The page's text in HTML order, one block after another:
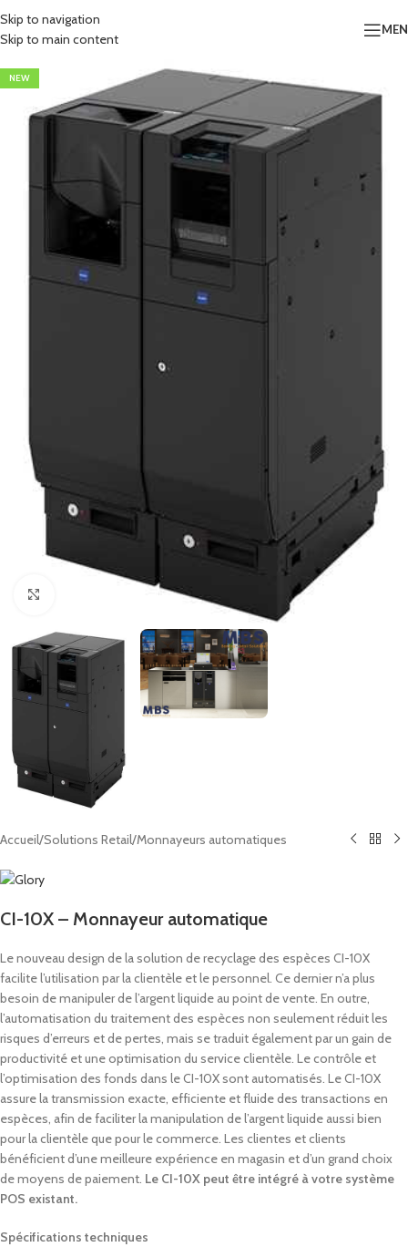
Skip to navigation
Skip to main content
NEW
Accueil/Solutions Retail/Monnayeurs automatiques
CI-10X – Monnayeur automatique
Le nouveau design de la solution de recyclage des espèces CI-10X
facilite l’utilisation par la clientèle et le personnel. Ce dernier n’a plus
besoin de manipuler de l’argent liquide au point de vente. En outre,
l’automatisation du traitement des espèces non seulement réduit les
risques d’erreurs et de pertes, mais se traduit également par un gain de
productivité et une optimisation du service clientèle. Le contrôle et
l’optimisation des fonds dans le CI-10X sont automatisés. Le CI-10X
assure la transmission exacte, efficiente et fluide des transactions en
espèces, afin de faciliter la manipulation de l’argent liquide aussi bien
pour la clientèle que pour le commerce. Les clientes et clients
bénéficient d’une meilleure expérience en magasin et d’un grand choix
de moyens de paiement. Le CI-10X peut être intégré à votre système
POS existant.
Spécifications techniques